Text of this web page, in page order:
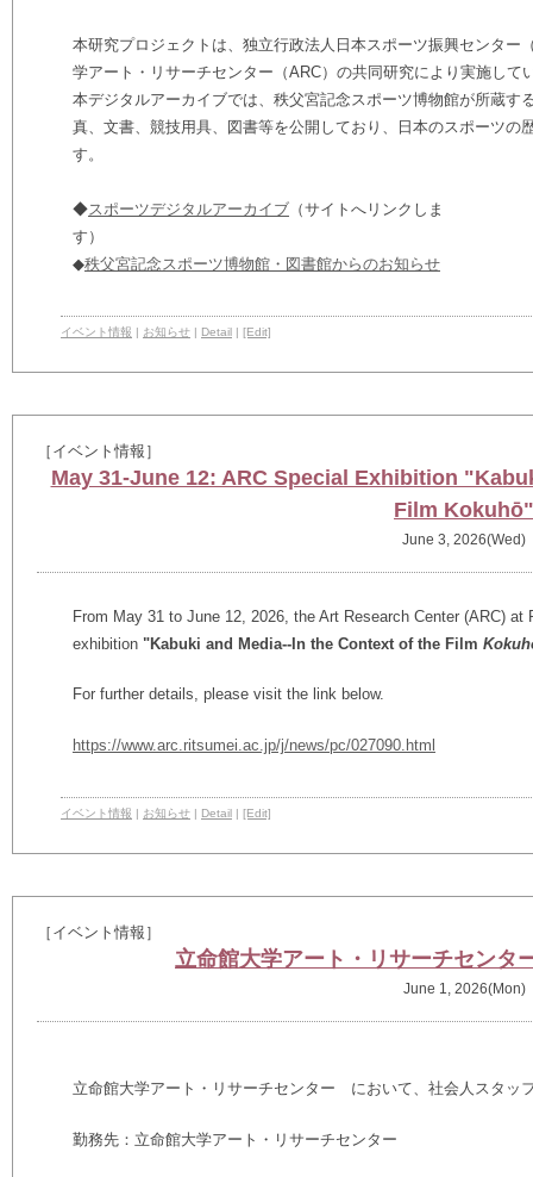
本研究プロジェクトは、独立行政法人日本スポーツ振興センター
学アート・リサーチセンター（ARC）の共同研究により実施して
本デジタルアーカイブでは、秩父宮記念スポーツ博物館が所蔵す
真、文書、競技用具、図書等を公開しており、日本のスポーツの
す。
◆スポーツデジタルアーカイブ （サイトへリンクしま
◆秩父宮記念スポーツ博物館・図書館からのお知らせ
イベント情報 | お知らせ | Detail | [Edit]
［イベント情報］
May 31-June 12: ARC Special Exhibition
Film Kokuhō"
June 3, 2026(Wed)
From May 31 to June 12, 2026, the Art Research Center (ARC)
exhibition "Kabuki and Media--In the Context of the Film
For further details, please visit the link below.
https://www.arc.ritsumei.ac.jp/j/news/pc/027090.html
イベント情報 | お知らせ | Detail | [Edit]
［イベント情報］
立命館大学アート・リサーチセン
June 1, 2026(Mon)
立命館大学アート・リサーチセンター において、社会人スタッ
勤務先：立命館大学アート・リサーチセンター